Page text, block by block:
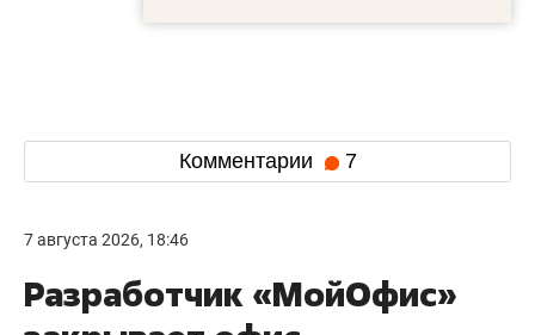
Комментарии 7
7 августа 2026, 18:46
Разработчик «МойОфис»